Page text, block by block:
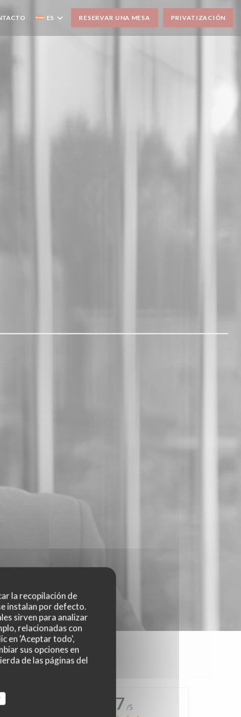
la recopilación de
instalan por defecto.
sirven para analizar
relacionadas con
en 'Aceptar todo',
sus opciones en
de las páginas del
ES RESERVAR UNA MESA PRIVATIZACIÓN
4.7 /5